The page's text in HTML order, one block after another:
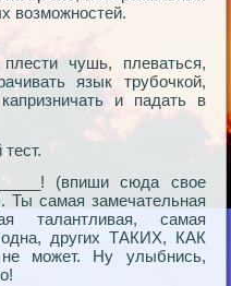
возможностей.
чушь, плеваться,
язык трубочкой,
и падать в
(впиши сюда свое
Ты самая замечательная
талантливая, самая
других ТАКИХ, КАК
может. Ну улыбнись,